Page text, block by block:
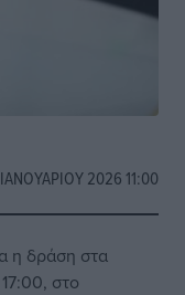
2026 11:00
η δράση στα
στο